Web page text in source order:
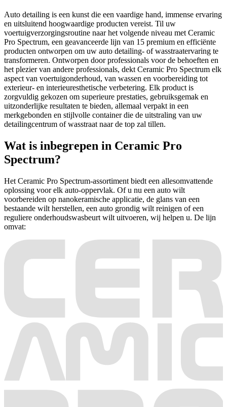
Auto detailing is een kunst die een vaardige hand, immense ervaring
en uitsluitend hoogwaardige producten vereist. Til uw
voertuigverzorgingsroutine naar het volgende niveau met Ceramic
Pro Spectrum, een geavanceerde lijn van 15 premium en efficiënte
producten ontworpen om uw auto detailing- of wasstraatervaring te
transformeren. Ontworpen door professionals voor de behoeften en
het plezier van andere professionals, dekt Ceramic Pro Spectrum elk
aspect van voertuigonderhoud, van wassen en voorbereiding tot
exterieur- en interieuresthetische verbetering. Elk product is
zorgvuldig gekozen om superieure prestaties, gebruiksgemak en
uitzonderlijke resultaten te bieden, allemaal verpakt in een
merkgebonden en stijlvolle container die de uitstraling van uw
detailingcentrum of wasstraat naar de top zal tillen.
Wat is inbegrepen in Ceramic Pro
Spectrum?
Het Ceramic Pro Spectrum-assortiment biedt een allesomvattende
oplossing voor elk auto-oppervlak. Of u nu een auto wilt
voorbereiden op nanokeramische applicatie, de glans van een
bestaande wilt herstellen, een auto grondig wilt reinigen of een
reguliere onderhoudswasbeurt wilt uitvoeren, wij helpen u. De lijn
omvat: